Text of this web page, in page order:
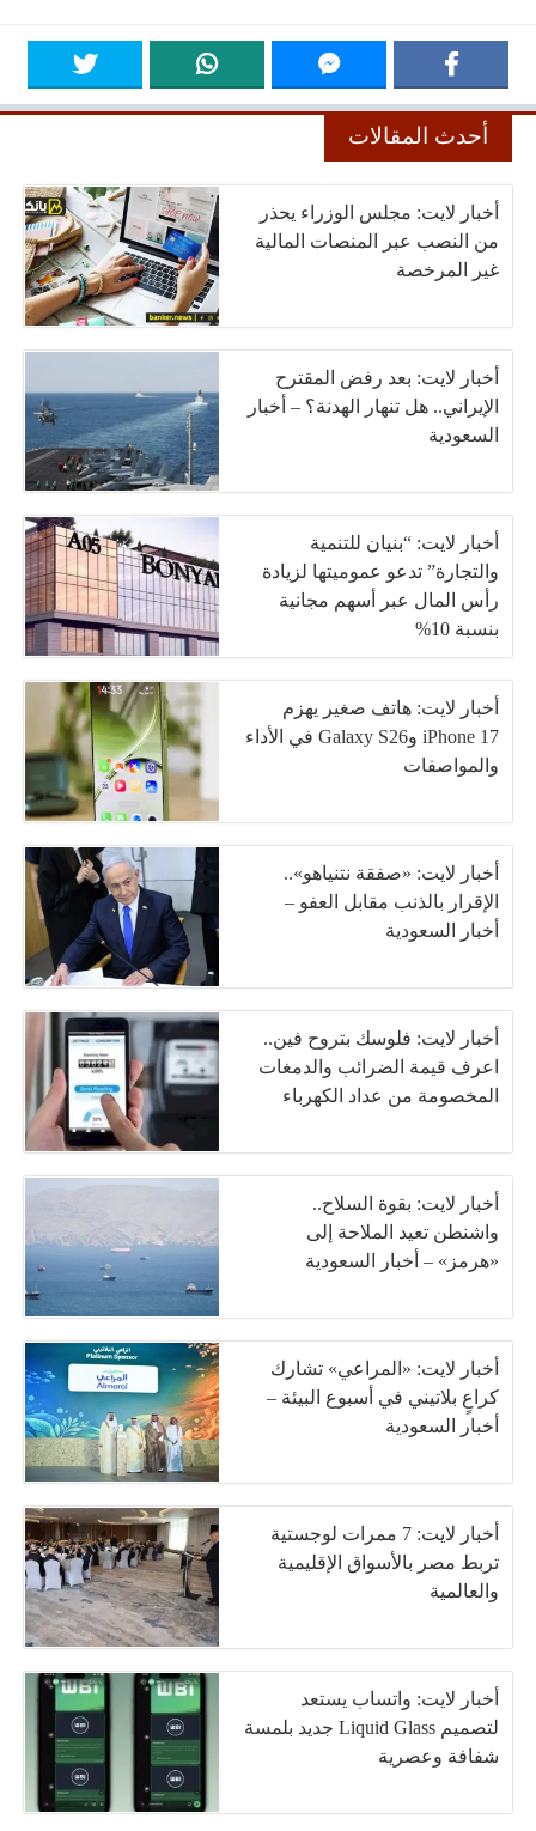
أحدث المقالات
أخبار لايت: مجلس الوزراء يحذر
من النصب عبر المنصات المالية
غير المرخصة
أخبار لايت: بعد رفض المقترح
الإيراني.. هل تنهار الهدنة؟ – أخبار
السعودية
أخبار لايت: “بنيان للتنمية
والتجارة” تدعو عموميتها لزيادة
رأس المال عبر أسهم مجانية
بنسبة 10%
أخبار لايت: هاتف صغير يهزم
iPhone 17 وGalaxy S26 في الأداء
والمواصفات
أخبار لايت: «صفقة نتنياهو»..
الإقرار بالذنب مقابل العفو –
أخبار السعودية
أخبار لايت: فلوسك بتروح فين..
اعرف قيمة الضرائب والدمغات
المخصومة من عداد الكهرباء
أخبار لايت: بقوة السلاح..
واشنطن تعيد الملاحة إلى
«هرمز» – أخبار السعودية
أخبار لايت: «المراعي» تشارك
كراعٍ بلاتيني في أسبوع البيئة –
أخبار السعودية
أخبار لايت: 7 ممرات لوجستية
تربط مصر بالأسواق الإقليمية
والعالمية
أخبار لايت: واتساب يستعد
لتصميم Liquid Glass جديد بلمسة
شفافة وعصرية